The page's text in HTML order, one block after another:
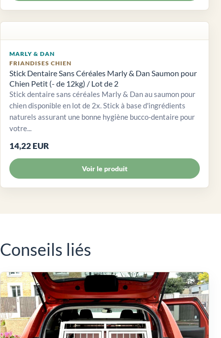
MARLY & DAN
FRIANDISES CHIEN
Stick Dentaire Sans Céréales Marly & Dan Saumon pour
Chien Petit (- de 12kg) / Lot de 2
Stick dentaire sans céréales Marly & Dan au saumon pour
chien disponible en lot de 2x. Stick à base d'ingrédients
naturels assurant une bonne hygiène bucco-dentaire pour
votre...
14,22 EUR
Voir le produit
Conseils liés